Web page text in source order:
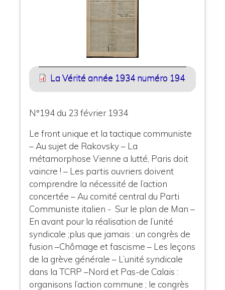
La Vérité année 1934 numéro 194
N°194 du 23 février 1934
Le front unique et la tactique communiste
– Au sujet de Rakovsky – La
métamorphose Vienne a lutté, Paris doit
vaincre ! – Les partis ouvriers doivent
comprendre la nécessité de l’action
concertée – Au comité central du Parti
Communiste italien - Sur le plan de Man –
En avant pour la réalisation de l’unité
syndicale ;plus que jamais : un congrès de
fusion –Chômage et fascisme – Les leçons
de la grève générale – L’unité syndicale
dans la TCRP –Nord et Pas-de Calais :
organisons l’action commune ; le congrès